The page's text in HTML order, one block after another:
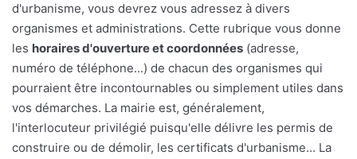
d'urbanisme, vous devrez vous adressez à divers
organismes et administrations. Cette rubrique vous donne
les horaires d'ouverture et coordonnées (adresse,
numéro de téléphone...) de chacun des organismes qui
pourraient être incontournables ou simplement utiles dans
vos démarches. La mairie est, généralement,
l'interlocuteur privilégié puisqu'elle délivre les permis de
construire ou de démolir, les certificats d'urbanisme... La